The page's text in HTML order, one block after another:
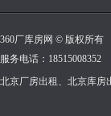
360厂库房网 © 版权所
服务电话：18515008352
北京厂房出租、北京库房